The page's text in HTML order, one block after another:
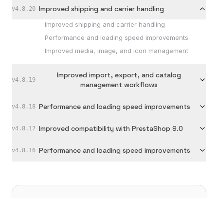
v4.8.20 Improved shipping and carrier handling
Improved shipping and carrier handling
Performance and loading speed improvements
Improved media, image, and icon management
v4.8.19
Improved import, export, and catalog
management workflows
v4.8.18 Performance and loading speed improvements
v4.8.17 Improved compatibility with PrestaShop 9.0
v4.8.16 Performance and loading speed improvements